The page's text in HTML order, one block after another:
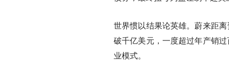
世界惯以结果论英雄。蔚来距
破千亿美元，一度超过年产销
业模式。